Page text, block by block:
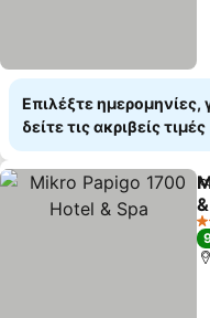
Επιλέξτε ημερομηνίες,
δείτε τις ακριβείς τιμές
4